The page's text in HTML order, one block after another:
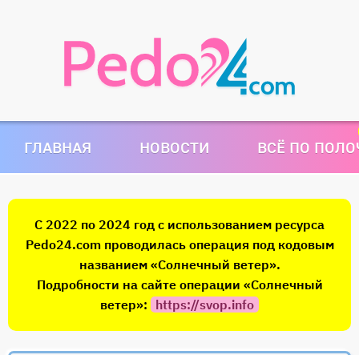
ГЛАВНАЯ НОВОСТИ ВСЁ ПО
С 2022 по 2024 год с использованием ресурса
Pedo24.com проводилась операция под кодовым
названием «Солнечный ветер».
Подробности на сайте операции «Солнечный
ветер»: https://svop.info